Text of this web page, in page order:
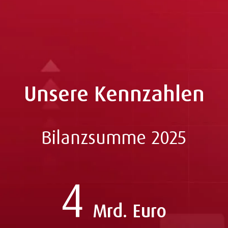
Unsere Kennzahlen
Bilanzsumme 2025
4 Mrd. Euro